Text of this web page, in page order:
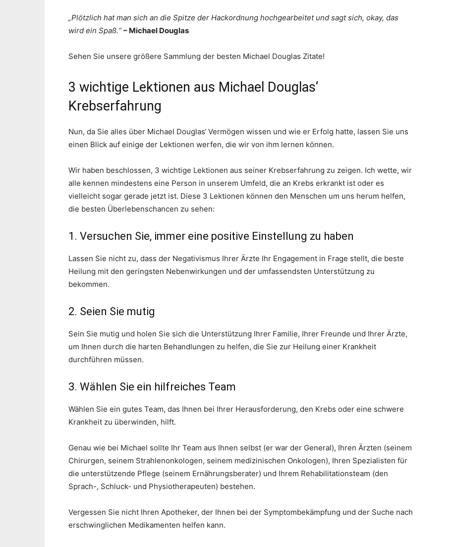
„Plötzlich hat man sich an die Spitze der Hackordnung hochgearbeitet und sagt sich, okay, das
wird ein Spaß.“– Michael Douglas
Sehen Sie unsere größere Sammlung der besten Michael Douglas Zitate!
3 wichtige Lektionen aus Michael Douglas‘
Krebserfahrung
Nun, da Sie alles über Michael Douglas‘ Vermögen wissen und wie er Erfolg hatte, lassen Sie uns
einen Blick auf einige der Lektionen werfen, die wir von ihm lernen können.
Wir haben beschlossen, 3 wichtige Lektionen aus seiner Krebserfahrung zu zeigen. Ich wette, wir
alle kennen mindestens eine Person in unserem Umfeld, die an Krebs erkrankt ist oder es
vielleicht sogar gerade jetzt ist. Diese 3 Lektionen können den Menschen um uns herum helfen,
die besten Überlebenschancen zu sehen:
1. Versuchen Sie, immer eine positive Einstellung zu haben
Lassen Sie nicht zu, dass der Negativismus Ihrer Ärzte Ihr Engagement in Frage stellt, die beste
Heilung mit den geringsten Nebenwirkungen und der umfassendsten Unterstützung zu
bekommen.
2. Seien Sie mutig
Sein Sie mutig und holen Sie sich die Unterstützung Ihrer Familie, Ihrer Freunde und Ihrer Ärzte,
um Ihnen durch die harten Behandlungen zu helfen, die Sie zur Heilung einer Krankheit
durchführen müssen.
3. Wählen Sie ein hilfreiches Team
Wählen Sie ein gutes Team, das Ihnen bei Ihrer Herausforderung, den Krebs oder eine schwere
Krankheit zu überwinden, hilft.
Genau wie bei Michael sollte Ihr Team aus Ihnen selbst (er war der General), Ihren Ärzten (seinem
Chirurgen, seinem Strahlenonkologen, seinem medizinischen Onkologen), Ihren Spezialisten für
die unterstützende Pflege (seinem Ernährungsberater) und Ihrem Rehabilitationsteam (den
Sprach-, Schluck- und Physiotherapeuten) bestehen.
Vergessen Sie nicht Ihren Apotheker, der Ihnen bei der Symptombekämpfung und der Suche nach
erschwinglichen Medikamenten helfen kann.